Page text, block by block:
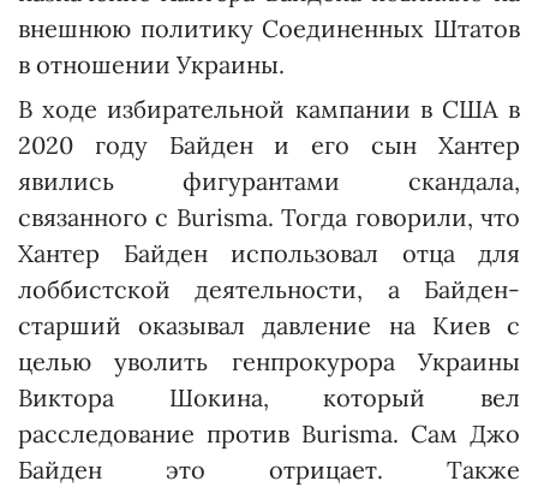
внешнюю политику Соединенных Штатов
в отношении Украины.
В ходе избирательной кампании в США в
2020 году Байден и его сын Хантер
явились фигурантами скандала,
связанного с Burisma. Тогда говорили, что
Хантер Байден использовал отца для
лоббистской деятельности, а Байден-
старший оказывал давление на Киев с
целью уволить генпрокурора Украины
Виктора Шокина, который вел
расследование против Burisma. Сам Джо
Байден это отрицает. Также